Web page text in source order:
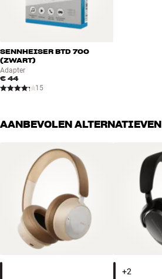
SENNHEISER BTD 700
(ZWART)
Adapter
€ 44
15
AANBEVOLEN ALTERNATIEVEN